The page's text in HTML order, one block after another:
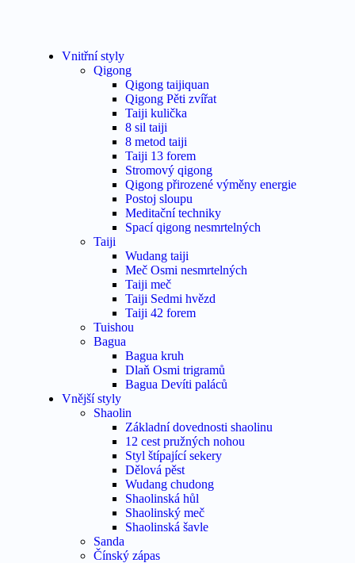
Vnitřní styly
Qigong
Qigong taijiquan
Qigong Pěti zvířat
Taiji kulička
8 sil taiji
8 metod taiji
Taiji 13 forem
Stromový qigong
Qigong přirozené výměny energie
Postoj sloupu
Meditační techniky
Spací qigong nesmrtelných
Taiji
Wudang taiji
Meč Osmi nesmrtelných
Taiji meč
Taiji Sedmi hvězd
Taiji 42 forem
Tuishou
Bagua
Bagua kruh
Dlaň Osmi trigramů
Bagua Devíti paláců
Vnější styly
Shaolin
Základní dovednosti shaolinu
12 cest pružných nohou
Styl štípající sekery
Dělová pěst
Wudang chudong
Shaolinská hůl
Shaolinský meč
Shaolinská šavle
Sanda
Čínský zápas